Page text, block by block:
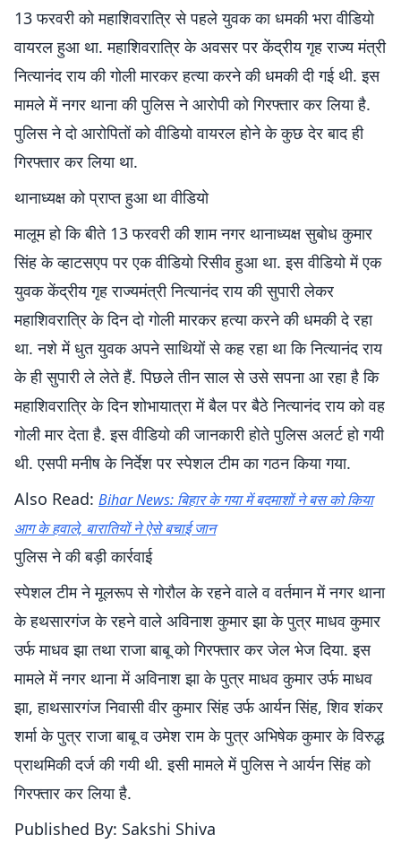
13 फरवरी को महाशिवरात्रि से पहले युवक का धमकी भरा वीडियो
वायरल हुआ था. महाशिवरात्रि के अवसर पर केंद्रीय गृह राज्य मंत्री
नित्यानंद राय की गोली मारकर हत्या करने की धमकी दी गई थी. इस
मामले में नगर थाना की पुलिस ने आरोपी को गिरफ्तार कर लिया है.
पुलिस ने दो आरोपितों को वीडियो वायरल होने के कुछ देर बाद ही
गिरफ्तार कर लिया था.
थानाध्यक्ष को प्राप्त हुआ था वीडियो
मालूम हो कि बीते 13 फरवरी की शाम नगर थानाध्यक्ष सुबोध कुमार
सिंह के व्हाटसएप पर एक वीडियो रिसीव हुआ था. इस वीडियो में एक
युवक केंद्रीय गृह राज्यमंत्री नित्यानंद राय की सुपारी लेकर
महाशिवरात्रि के दिन दो गोली मारकर हत्या करने की धमकी दे रहा
था. नशे में धुत युवक अपने साथियों से कह रहा था कि नित्यानंद राय
के ही सुपारी ले लेते हैं. पिछले तीन साल से उसे सपना आ रहा है कि
महाशिवरात्रि के दिन शोभायात्रा में बैल पर बैठे नित्यानंद राय को वह
गोली मार देता है. इस वीडियो की जानकारी होते पुलिस अलर्ट हो गयी
थी. एसपी मनीष के निर्देश पर स्पेशल टीम का गठन किया गया.
Also Read: ‍Bihar News: बिहार के गया में बदमाशों ने बस को किया
आग के हवाले, बारातियों ने ऐसे बचाई जान
पुलिस ने की बड़ी कार्रवाई
स्पेशल टीम ने मूलरूप से गोरौल के रहने वाले व वर्तमान में नगर थाना
के हथसारगंज के रहने वाले अविनाश कुमार झा के पुत्र माधव कुमार
उर्फ माधव झा तथा राजा बाबू को गिरफ्तार कर जेल भेज दिया. इस
मामले में नगर थाना में अविनाश झा के पुत्र माधव कुमार उर्फ माधव
झा, हाथसारगंज निवासी वीर कुमार सिंह उर्फ आर्यन सिंह, शिव शंकर
शर्मा के पुत्र राजा बाबू व उमेश राम के पुत्र अभिषेक कुमार के विरुद्ध
प्राथमिकी दर्ज की गयी थी. इसी मामले में पुलिस ने आर्यन सिंह को
गिरफ्तार कर लिया है.
Published By: Sakshi Shiva